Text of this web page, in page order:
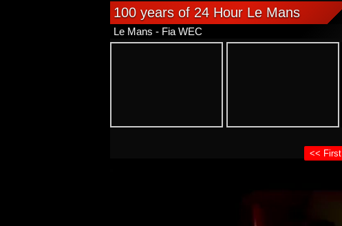
100 years of 24 Hour Le Mans
Le Mans - Fia WEC
<< First